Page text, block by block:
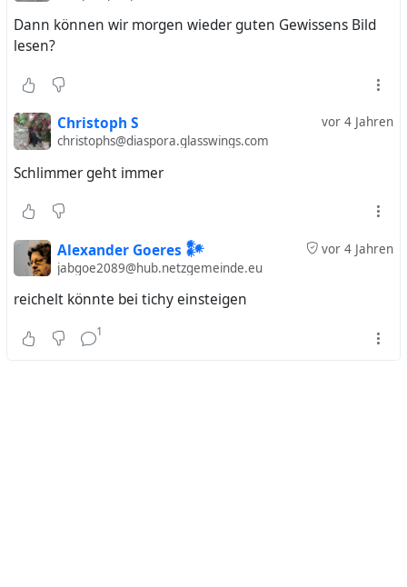
Dann können wir morgen wieder guten Gewissens Bild
lesen?
vor 4 Jahren
Christoph S
christophs@diaspora.glasswings.com
Schlimmer geht immer
vor 4 Jahren
Alexander Goeres 𒀯
jabgoe2089@hub.netzgemeinde.eu
reichelt könnte bei tichy einsteigen
1